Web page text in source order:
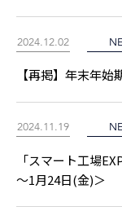
2024.12.02
【再掲】年末年
2024.11.19
「スマート工場
～1月24日(金)＞